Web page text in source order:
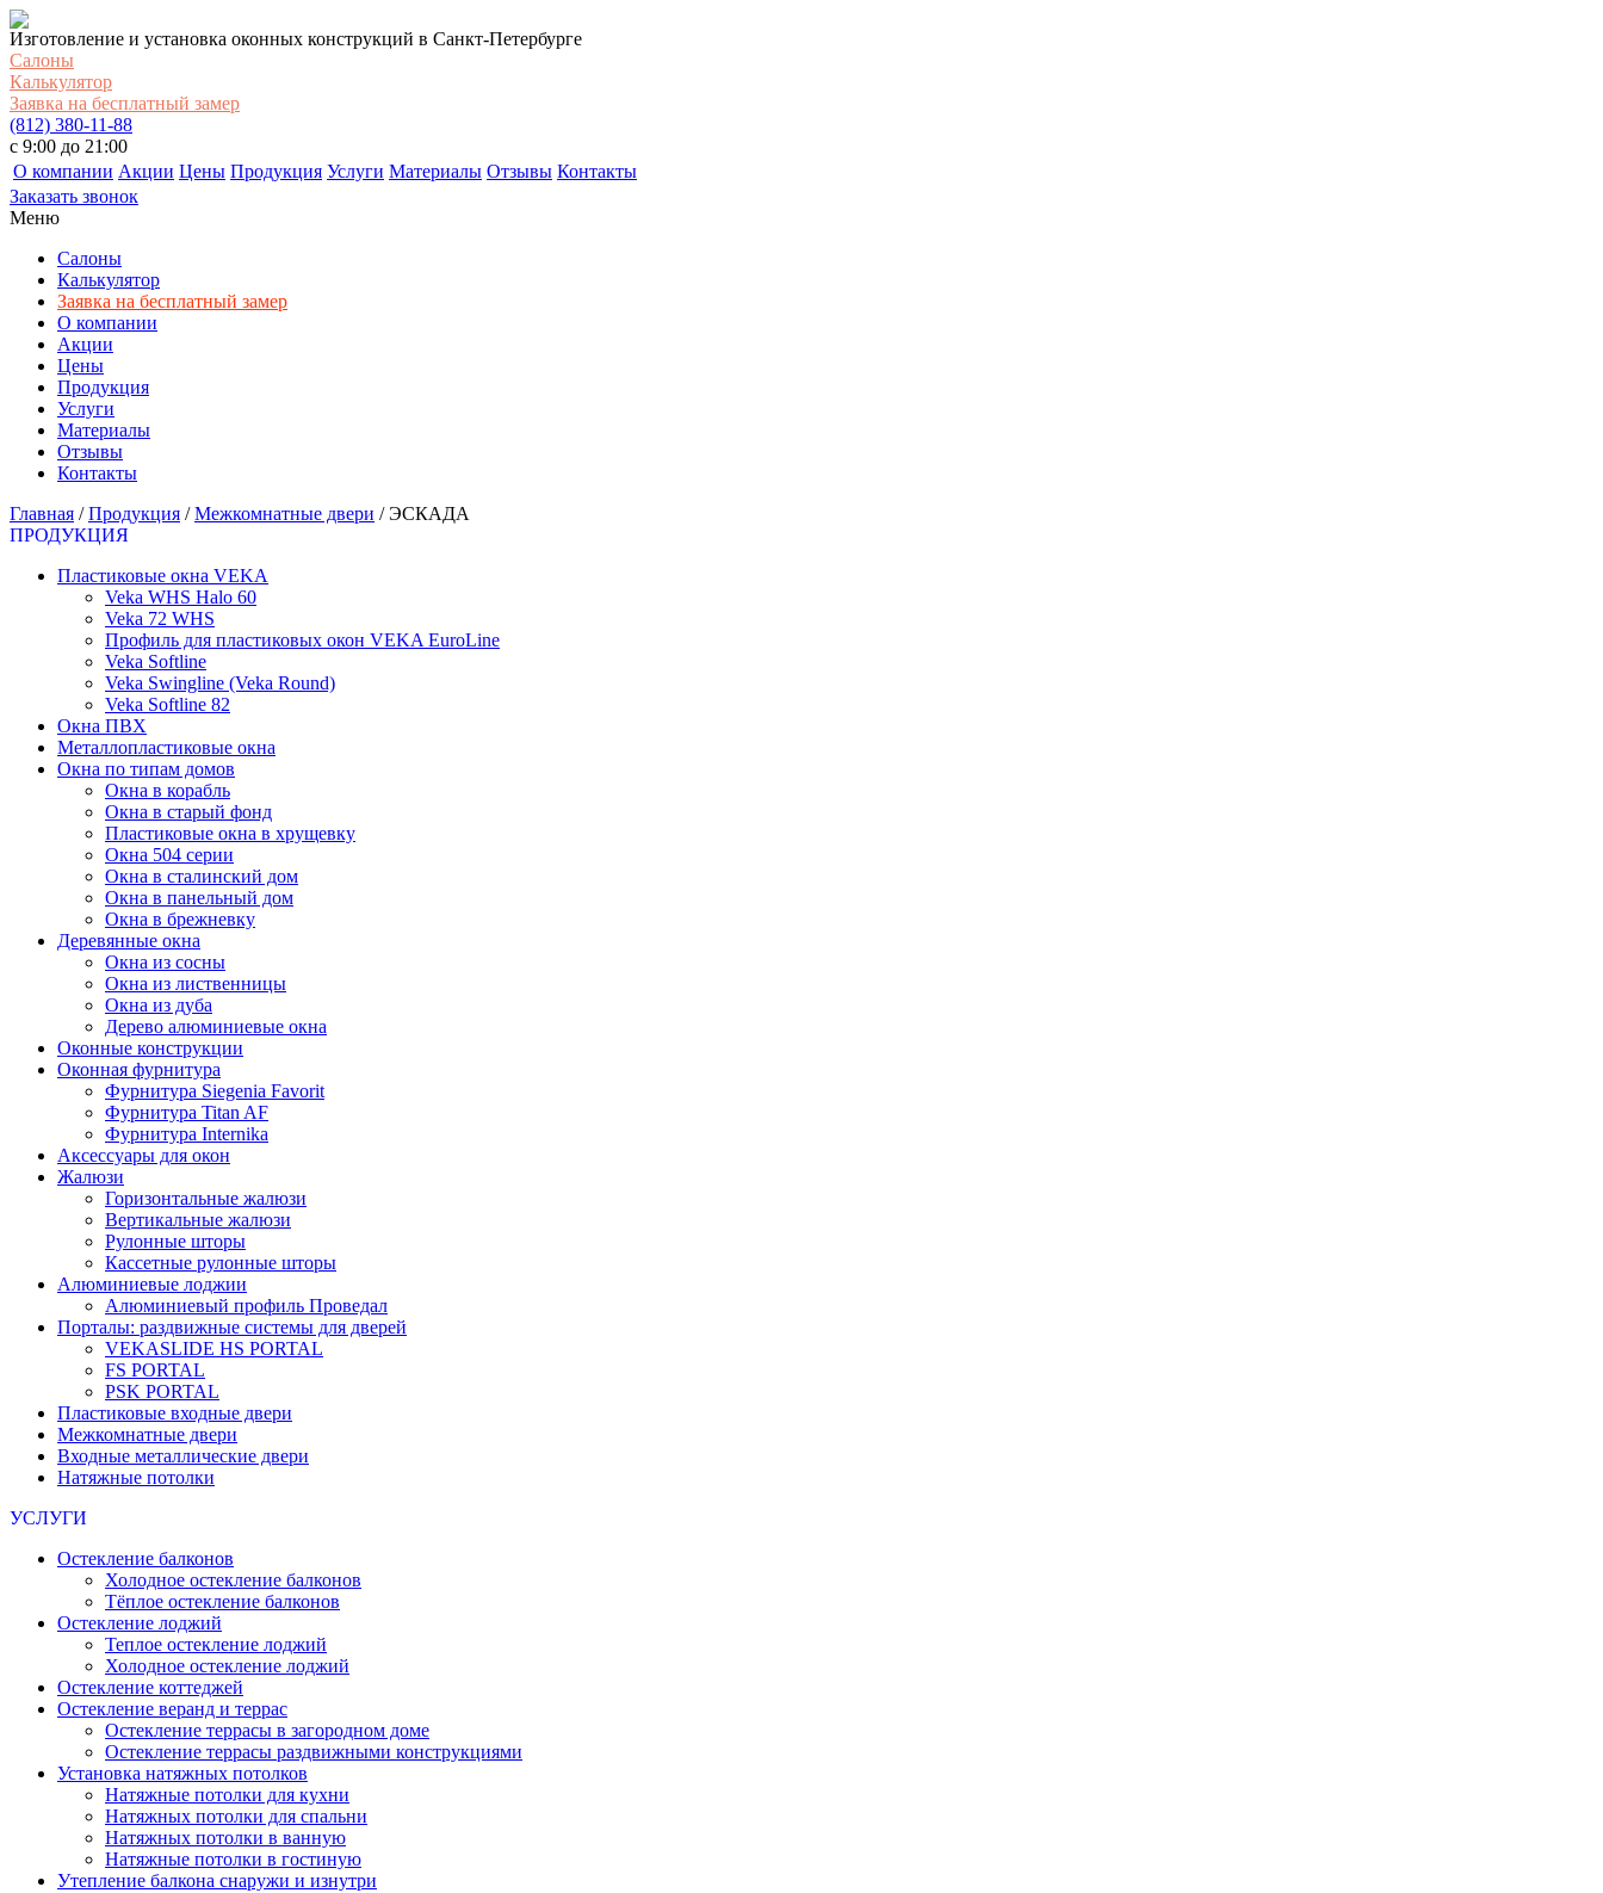
Изготовление и установка оконных конструкций в Санкт-Петербурге
Салоны
Калькулятор
Заявка на бесплатный замер
(812) 380-11-88
c 9:00 до 21:00
О компании Акции Цены Продукция Услуги Материалы Отзывы Контакты
Заказать звонок
Меню
Салоны
Калькулятор
Заявка на бесплатный замер
О компании
Акции
Цены
Продукция
Услуги
Материалы
Отзывы
Контакты
Главная /Продукция /Межкомнатные двери /ЭСКАДА
ПРОДУКЦИЯ
Пластиковые окна VEKA
Veka WHS Halo 60
Veka 72 WHS
Профиль для пластиковых окон VEKA EuroLine
Veka Softline
Veka Swingline (Veka Round)
Veka Softline 82
Окна ПВХ
Металлопластиковые окна
Окна по типам домов
Окна в корабль
Окна в старый фонд
Пластиковые окна в хрущевку
Окна 504 серии
Окна в сталинский дом
Окна в панельный дом
Окна в брежневку
Деревянные окна
Окна из сосны
Окна из лиственницы
Окна из дуба
Дерево алюминиевые окна
Оконные конструкции
Оконная фурнитура
Фурнитура Siegenia Favorit
Фурнитура Titan AF
Фурнитура Internika
Аксессуары для окон
Жалюзи
Горизонтальные жалюзи
Вертикальные жалюзи
Рулонные шторы
Кассетные рулонные шторы
Алюминиевые лоджии
Алюминиевый профиль Проведал
Порталы: раздвижные системы для дверей
VEKASLIDE HS PORTAL
FS PORTAL
PSK PORTAL
Пластиковые входные двери
Межкомнатные двери
Входные металлические двери
Натяжные потолки
УСЛУГИ
Остекление балконов
Холодное остекление балконов
Тёплое остекление балконов
Остекление лоджий
Теплое остекление лоджий
Холодное остекление лоджий
Остекление коттеджей
Остекление веранд и террас
Остекление террасы в загородном доме
Остекление террасы раздвижными конструкциями
Установка натяжных потолков
Натяжные потолки для кухни
Натяжных потолки для спальни
Натяжных потолки в ванную
Натяжные потолки в гостиную
Утепление балкона снаружи и изнутри